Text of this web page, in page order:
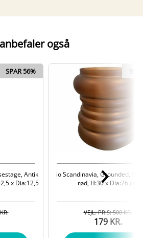
også
SPAR 56%
Antik
x Dia:12,5
io Scandinavia, Grounded,
rød, H:30 x Dia:26 cm
179 KR.
VEJL. PRIS: 500 KR.